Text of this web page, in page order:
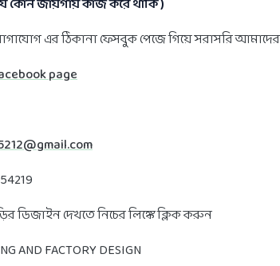
কোন জায়গায় কাজ করে থাকি )
এর ঠিকানা ফেসবুক পেজে গিয়ে সরাসরি
page
ডিজাইন দেখতে নিচের লিঙ্কে ক্লিক করুন
AND FACTORY DESIGN